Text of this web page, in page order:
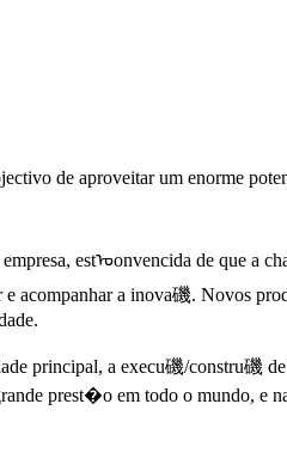
de aproveitar um enorme
estᠣonvencida de que a
acompanhar a inova磯. Novos
principal, a execu磯/constru磯
prest�o em todo o mundo,